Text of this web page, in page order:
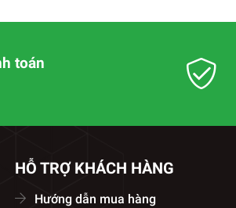
toán
HỖ TRỢ KHÁCH HÀNG
Hướng dẫn mua hàng